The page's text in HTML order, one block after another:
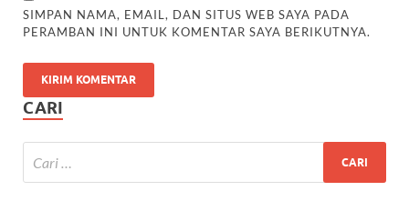
SIMPAN NAMA, EMAIL, DAN SITUS WEB SAYA PADA
PERAMBAN INI UNTUK KOMENTAR SAYA BERIKUTNYA.
CARI